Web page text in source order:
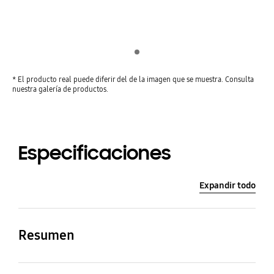
* El producto real puede diferir del de la imagen que se muestra. Consulta
nuestra galería de productos.
Especificaciones
Expandir todo
Resumen